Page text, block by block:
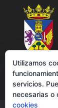
Utilizamos
servicios.
necesarias o
cookies